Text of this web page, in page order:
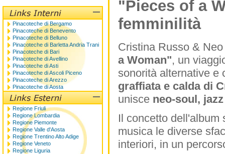
"Pieces of a
femminilità
Cristina Russo &
a Woman", un
sonorità alternative e
graffiata e calda di
unisce neo-soul,
Il concetto dell'album
musica le diverse
interiori, in un
Pinacoteche di Bergamo
Pinacoteche di Benevento
Pinacoteche di Belluno
Pinacoteche di Barletta Andria Trani
Pinacoteche di Bari
Pinacoteche di Avellino
Pinacoteche di Asti
Pinacoteche di Ascoli Piceno
Pinacoteche di Arezzo
Pinacoteche di Aosta
Regione Friuli
Regione Lombardia
Regione Piemonte
Regione Valle d'Aosta
Regione Trentino Alto Adige
Regione Veneto
Regione Liguria